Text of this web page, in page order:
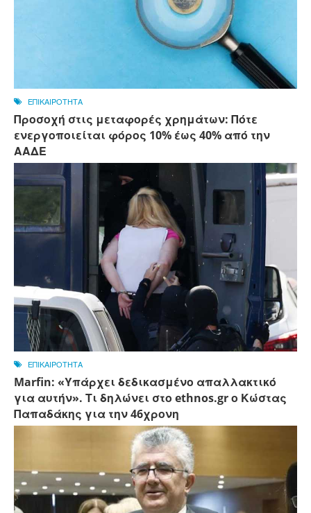
ΕΠΙΚΑΙΡΟΤΗΤΑ
Προσοχή στις μεταφορές χρημάτων: Πότε
ενεργοποιείται φόρος 10% έως 40% από την
ΑΑΔΕ
ΕΠΙΚΑΙΡΟΤΗΤΑ
Marfin: «Υπάρχει δεδικασμένο απαλλακτικό
για αυτήν». Τι δηλώνει στο ethnos.gr ο Κώστας
Παπαδάκης για την 46χρονη